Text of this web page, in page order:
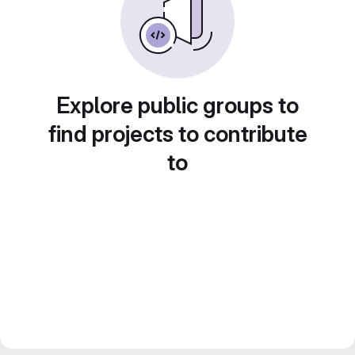
Explore public groups to
find projects to contribute
to